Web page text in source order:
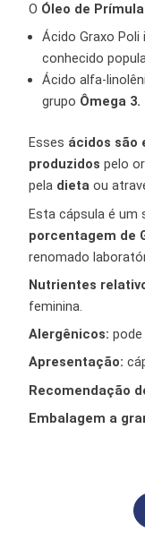
O Óleo de Prímula
Ácido Graxo Poli
conhecido
Ácido alfa-
grupo Ômega 3.
Esses ácidos são
produzidos pelo
pela dieta ou
Esta cápsula é um
porcentagem de
renomado
Nutrientes
feminina.
Alergênicos:
Apresentação:
Recomendação
Embalagem a